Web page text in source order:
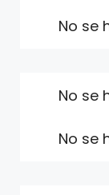
No se
No se
No se